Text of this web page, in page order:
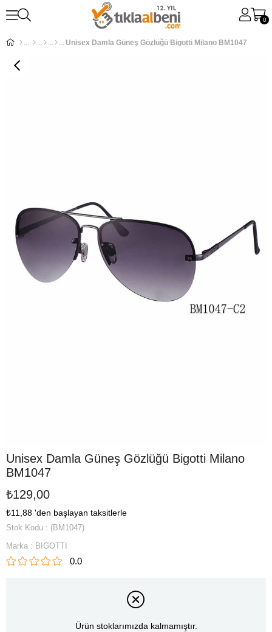
0
Unisex Damla Güneş Gözlüğü Bigotti Milano BM1047
Unisex Damla Güneş Gözlüğü Bigotti Milano
BM1047
₺129,00
₺11,88 'den başlayan taksitlerle
Stok Kodu
(BM1047)
Marka : BIGOTTI
0.0
Ürün stoklarımızda kalmamıştır.